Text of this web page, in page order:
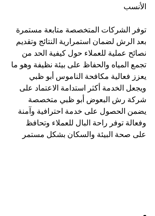
الأنسب
توفر الشركات المتخصصة متابعة مستمرة
بعد الرش لضمان استمرارية النتائج وتقديم
نصائح عملية للعملاء حول كيفية الحد من
تجمع المياه والحفاظ على بيئة نظيفة وهو ما
يعزز فعالية مكافحة الناموس أبو ظبي
ويجعل الخدمة أكثر استدامة الاعتماد على
شركة رش البعوض أبو ظبي متخصصة
يضمن الحصول على خدمة احترافية وآمنة
وفعالة توفر راحة البال للعملاء وتحافظ
على صحة البيئة والسكان بشكل مستمر